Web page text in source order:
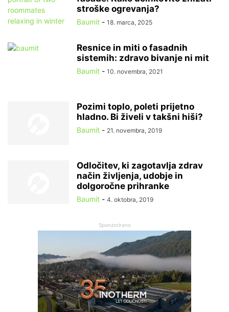
stroške ogrevanja?
Baumit - 18. marca, 2025
Resnice in miti o fasadnih
sistemih: zdravo bivanje ni mit
Baumit - 10. novembra, 2021
Pozimi toplo, poleti prijetno
hladno. Bi živeli v takšni hiši?
Baumit - 21. novembra, 2019
Odločitev, ki zagotavlja zdrav
način življenja, udobje in
dolgoročne prihranke
Baumit - 4. oktobra, 2019
Sponzorirano